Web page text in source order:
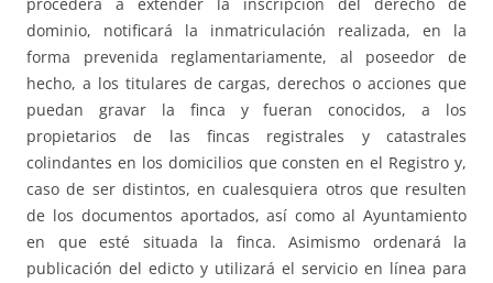
procederá a extender la inscripción del derecho de
dominio, notificará la inmatriculación realizada, en la
forma prevenida reglamentariamente, al poseedor de
hecho, a los titulares de cargas, derechos o acciones que
puedan gravar la finca y fueran conocidos, a los
propietarios de las fincas registrales y catastrales
colindantes en los domicilios que consten en el Registro y,
caso de ser distintos, en cualesquiera otros que resulten
de los documentos aportados, así como al Ayuntamiento
en que esté situada la finca. Asimismo ordenará la
publicación del edicto y utilizará el servicio en línea para